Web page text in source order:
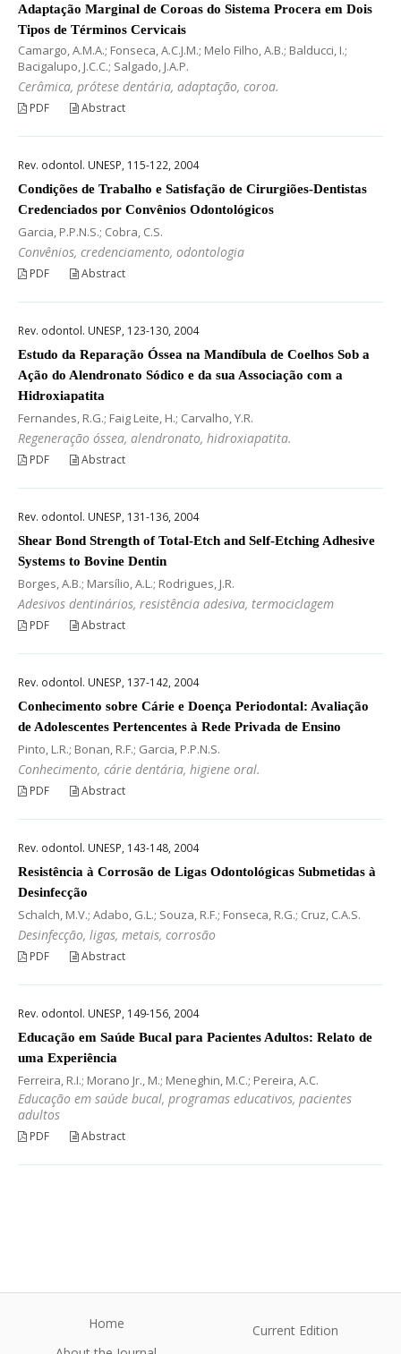
Adaptação Marginal de Coroas do Sistema Procera em Dois
Tipos de Términos Cervicais
Camargo, A.M.A.; Fonseca, A.C.J.M.; Melo Filho, A.B.; Balducci, I.;
Bacigalupo, J.C.C.; Salgado, J.A.P.
Cerâmica, prótese dentária, adaptação, coroa.
PDF Abstract
Rev. odontol. UNESP, 115-122, 2004
Condições de Trabalho e Satisfação de Cirurgiões-Dentistas
Credenciados por Convênios Odontológicos
Garcia, P.P.N.S.; Cobra, C.S.
Convênios, credenciamento, odontologia
PDF Abstract
Rev. odontol. UNESP, 123-130, 2004
Estudo da Reparação Óssea na Mandíbula de Coelhos Sob a
Ação do Alendronato Sódico e da sua Associação com a
Hidroxiapatita
Fernandes, R.G.; Faig Leite, H.; Carvalho, Y.R.
Regeneração óssea, alendronato, hidroxiapatita.
PDF Abstract
Rev. odontol. UNESP, 131-136, 2004
Shear Bond Strength of Total-Etch and Self-Etching Adhesive
Systems to Bovine Dentin
Borges, A.B.; Marsílio, A.L.; Rodrigues, J.R.
Adesivos dentinários, resistência adesiva, termociclagem
PDF Abstract
Rev. odontol. UNESP, 137-142, 2004
Conhecimento sobre Cárie e Doença Periodontal: Avaliação
de Adolescentes Pertencentes à Rede Privada de Ensino
Pinto, L.R.; Bonan, R.F.; Garcia, P.P.N.S.
Conhecimento, cárie dentária, higiene oral.
PDF Abstract
Rev. odontol. UNESP, 143-148, 2004
Resistência à Corrosão de Ligas Odontológicas Submetidas à
Desinfecção
Schalch, M.V.; Adabo, G.L.; Souza, R.F.; Fonseca, R.G.; Cruz, C.A.S.
Desinfecção, ligas, metais, corrosão
PDF Abstract
Rev. odontol. UNESP, 149-156, 2004
Educação em Saúde Bucal para Pacientes Adultos: Relato de
uma Experiência
Ferreira, R.I.; Morano Jr., M.; Meneghin, M.C.; Pereira, A.C.
Educação em saúde bucal, programas educativos, pacientes
adultos
PDF Abstract
Home
Current Edition